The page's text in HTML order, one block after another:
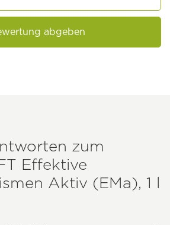
abgeben
zum
Effektive
Aktiv (EMa), 1 l